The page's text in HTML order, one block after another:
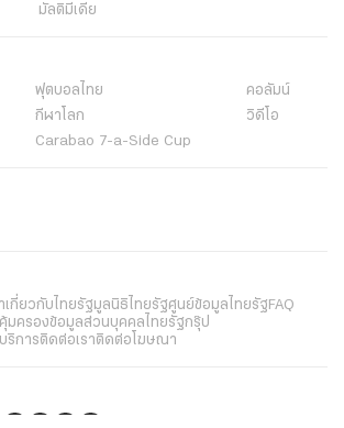
มัลติมีเดีย
ฟุตบอลไทย
คอลัมน์
กีฬาโลก
วิดีโอ
Carabao 7-a-Side Cup
เกี่ยวกับไทยรัฐมูลนิธิไทยรัฐศูนย์ข้อมูลไทยรัฐFAQ
มครองข้อมูลส่วนบุคคลไทยรัฐกรุ๊ป
ริการติดต่อเราติดต่อโฆษณา